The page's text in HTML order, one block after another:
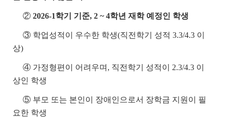
② 2026-1학기 기준, 2 ~ 4학년 재학 예정인 학생
③ 학업성적이 우수한 학생(직전학기 성적 3.3/4.3 이
상)
④ 가정형편이 어려우며, 직전학기 성적이 2.3/4.3 이
상인 학생
⑤ 부모 또는 본인이 장애인으로서 장학금 지원이 필
요한 학생